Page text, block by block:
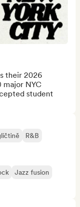
their 2026
major NYC
student
R&B
Jazz fusion